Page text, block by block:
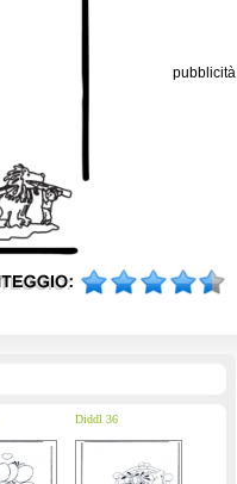
pubblicità
Diddl 36